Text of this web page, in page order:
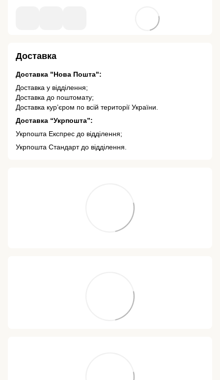
Доставка
Доставка "Нова Пошта":
Доставка у відділення;
Доставка до поштомату;
Доставка кур’єром по всій території України.
Доставка “Укрпошта”:
Укрпошта Експрес до відділення;
Укрпошта Стандарт до відділення.